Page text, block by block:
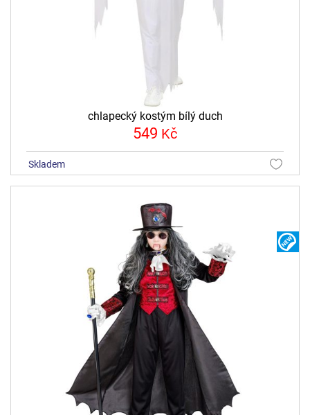
chlapecký kostým bílý duch
549 Kč
skladem